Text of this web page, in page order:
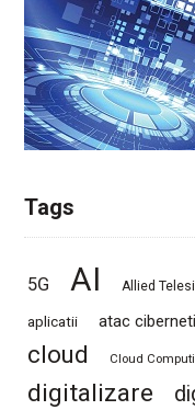
Tags
5G AI Allied
aplicatii atac
cloud Cloud
digitalizare